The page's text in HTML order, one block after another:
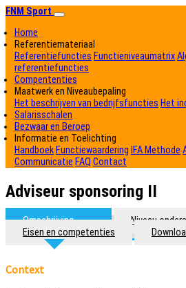
FNM Sport
Home
Referentiemateriaal
Referentiefuncties Functieniveaumatrix
referentiefuncties
Compententies
Maatwerk en Niveaubepaling
Het beschrijven van bedrijfsfuncties Het
Salarisschalen
Bezwaar en Beroep
Informatie en Toelichting
Handboek Functiewaardering IFA Methode
Communicatie FAQ Contact
Adviseur sponsoring II
Omschrijving
Niveau
Eisen en competenties
Context